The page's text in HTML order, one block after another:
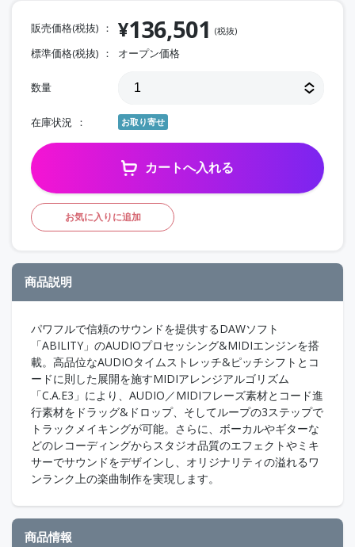
販売価格(税抜) ¥136,501 (税抜)
標準価格(税抜) オープン価格
数量
在庫状況 お取り寄せ
カートへ入れる
お気に入りに追加
商品説明
パワフルで信頼のサウンドを提供するDAWソフト
「ABILITY」のAUDIOプロセッシング&MIDIエンジンを搭
載。高品位なAUDIOタイムストレッチ&ピッチシフトとコ
ードに則した展開を施すMIDIアレンジアルゴリズム
「C.A.E3」により、AUDIO／MIDIフレーズ素材とコード進
行素材をドラッグ&ドロップ、そしてループの3ステップで
トラックメイキングが可能。さらに、ボーカルやギターな
どのレコーディングからスタジオ品質のエフェクトやミキ
サーでサウンドをデザインし、オリジナリティの溢れるワ
ンランク上の楽曲制作を実現します。
商品情報